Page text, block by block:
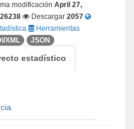
modificación April 27,
Descargar 2057
Herramientas
XML JSON
estadístico